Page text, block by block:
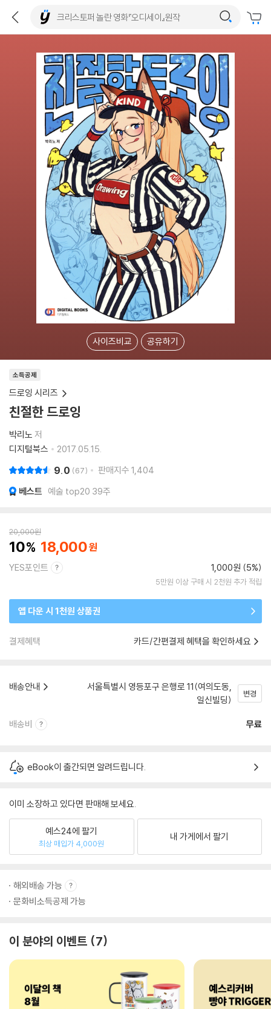
사이즈비교 공유하기
소득공제
드로잉 시리즈
친절한 드로잉
박리노 저
디지털북스
2017.05.15.
9.0 67 판매지수 1,404
베스트 예술 top20 39주
20,000원
10 18,000
YES포인트 1,000원 (5%)
5만원 이상 구매 시 2천원 추가 적립
앱 다운 시 1천원 상품권
결제혜택 카드/간편결제 혜택을 확인하세요
배송안내
서울특별시 영등포구 은행로 11(여의도동,
일신빌딩)
변경
배송비 무료
eBook이 출간되면 알려드립니다.
이미 소장하고 있다면 판매해 보세요.
예스24에 팔기
최상 매입가 4,000원
내 가게에서 팔기
해외배송 가능
문화비소득공제 가능
이 분야의 이벤트 7